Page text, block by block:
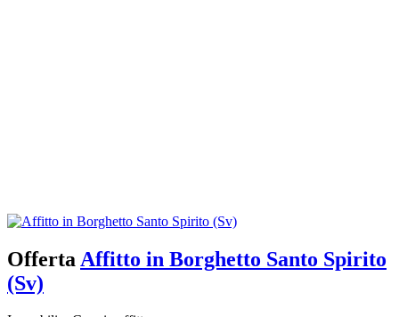
Offerta Affitto in Borghetto Santo Spirito
(Sv)